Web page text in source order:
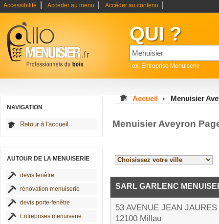
Accessibilité Accéder au menu Accéder au contenu
QUI ?
ex: Entreprise Menuiserie
NAVIGATION
Retour à l'accueil
AUTOUR DE LA MENUISERIE
devis fenêtre
rénovation menuiserie
devis porte-fenêtre
Entreprises menuiserie
Accueil Menuisier
Menuisier Aveyron
SARL GARLENC
53 AVENUE JEAN JAURES
12100 Millau